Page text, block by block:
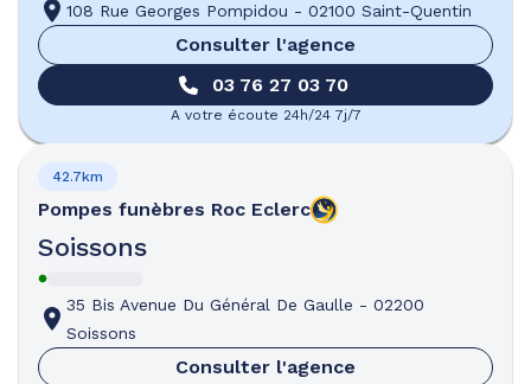
108 Rue Georges Pompidou - 02100 Saint-Quentin
Consulter l'agence
03 76 27 03 70
A votre écoute 24h/24 7j/7
Pompes funèbres Roc Eclerc
Soissons
42.7km
35 Bis Avenue Du Général De Gaulle - 02200
Soissons
Consulter l'agence